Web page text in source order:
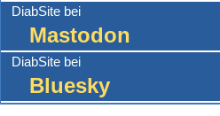
DiabSite bei
Mastodon
DiabSite bei
Bluesky